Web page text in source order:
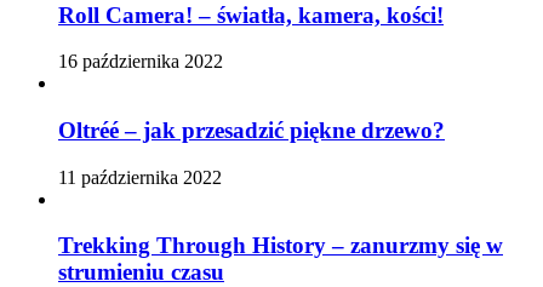
Roll Camera! – światła, kamera, kości!
16 października 2022
Oltréé – jak przesadzić piękne drzewo?
11 października 2022
Trekking Through History – zanurzmy się w
strumieniu czasu